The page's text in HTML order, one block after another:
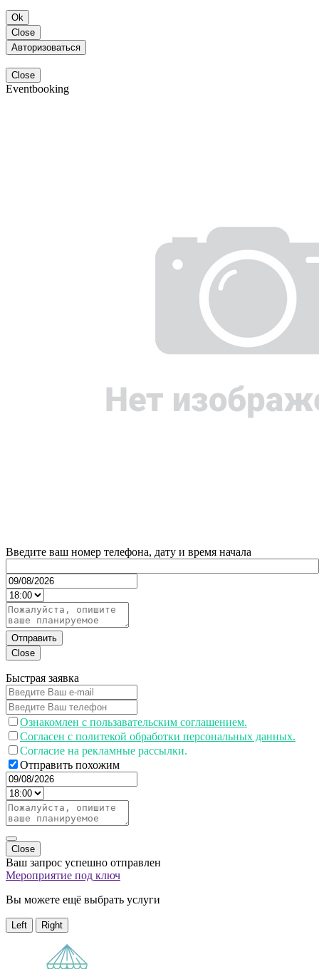
Ok
Close
Авторизоваться
Close
Eventbooking
Введите ваш номер телефона, дату и время начала
Отправить
Close
Быстрая заявка
Ознакомлен с пользавательским соглашением.
Согласен с политекой обработки персональных данных.
Согласие на рекламные рассылки.
Отправить похожим
Close
Ваш запрос успешно отправлен
Мероприятие под ключ
Вы можете ещё выбрать услуги
Left Right